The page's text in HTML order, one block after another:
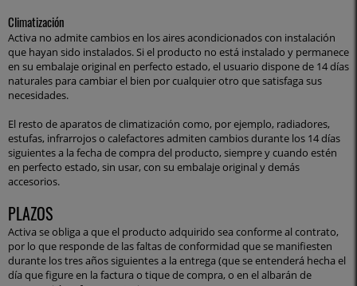
Climatización
Activa no admite cambios en los aires acondicionados con instalación
que hayan sido instalados. Si el producto no está instalado y permanece
en su embalaje original en perfecto estado, el usuario dispone de 14 días
naturales para cambiar el bien por cualquier otro que satisfaga sus
necesidades.
El resto de aparatos de climatización como, por ejemplo, radiadores,
estufas, infrarrojos o calefactores admiten cambios durante los 14 días
siguientes a la fecha de compra del producto, siempre y cuando estén
en perfecto estado, sin usar, con su embalaje original y demás
accesorios.
PLAZOS
Activa se obliga a que el producto adquirido sea conforme al contrato,
por lo que responde de las faltas de conformidad que se manifiesten
durante los tres años siguientes a la entrega (que se entenderá hecha el
día que figure en la factura o tique de compra, o en el albarán de